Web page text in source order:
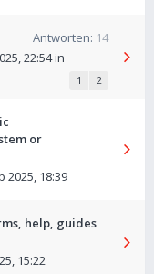
Antworten: 14
22:54in
1 2
or
2025, 18:39
help, guides
15:22